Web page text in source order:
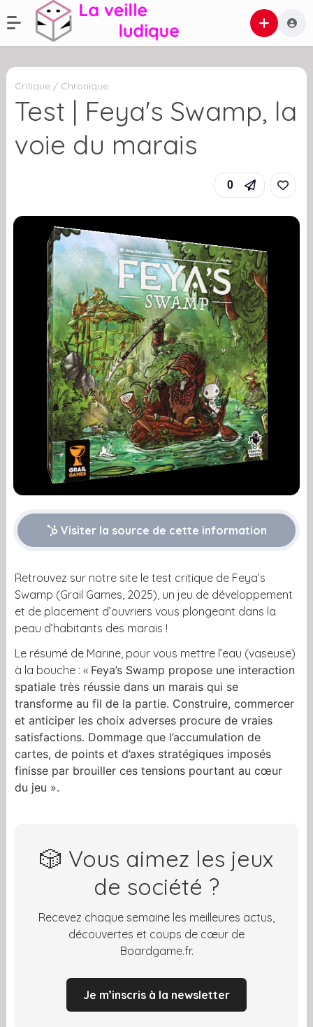
Critique / Chronique
Test | Feya's Swamp, la
voie du marais
0
Visiter la source de cette information
Retrouvez sur notre site le test critique de Feya’s
Swamp (Grail Games, 2025), un jeu de développement
et de placement d’ouvriers vous plongeant dans la
peau d’habitants des marais !
Le résumé de Marine, pour vous mettre l’eau (vaseuse)
à la bouche : « Feya’s Swamp propose une interaction
spatiale très réussie dans un marais qui se
transforme au fil de la partie. Construire, commercer
et anticiper les choix adverses procure de vraies
satisfactions. Dommage que l’accumulation de
cartes, de points et d’axes stratégiques imposés
finisse par brouiller ces tensions pourtant au cœur
du jeu ».
🎲 Vous aimez les jeux
de société ?
Recevez chaque semaine les meilleures actus,
découvertes et coups de cœur de
Boardgame.fr.
Je m’inscris à la newsletter